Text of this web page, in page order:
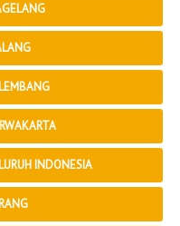
INDONESIA